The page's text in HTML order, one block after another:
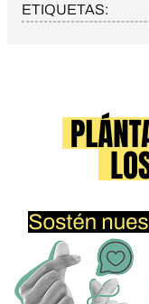
ETIQUETAS: